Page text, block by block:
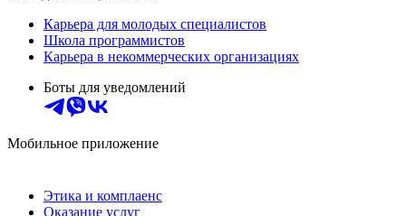
Карьера для молодых специалистов
Школа программистов
Карьера в некоммерческих организациях
Боты для уведомлений
Мобильное приложение
Этика и комплаенс
Оказание услуг